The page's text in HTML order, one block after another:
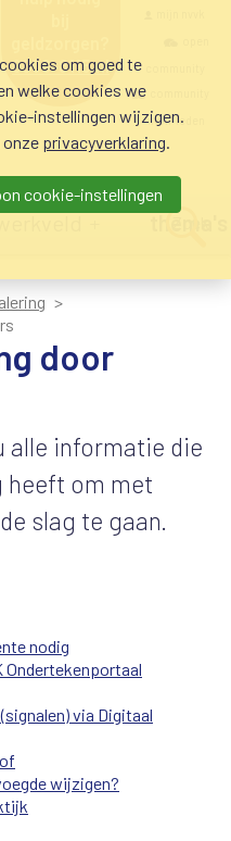
0800-8115.nl
nvvk-leden
door
alle informatie die
heeft om met
slag te gaan.
nodig
Ondertekenportaal
via Digitaal
wijzigen?
om goed te
welke cookies we
instellingen wijzigen.
onze privacyverklaring.
cookie-instellingen